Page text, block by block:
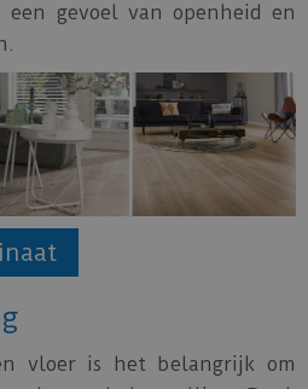
een gevoel van openheid en
vloer is het belangrijk om